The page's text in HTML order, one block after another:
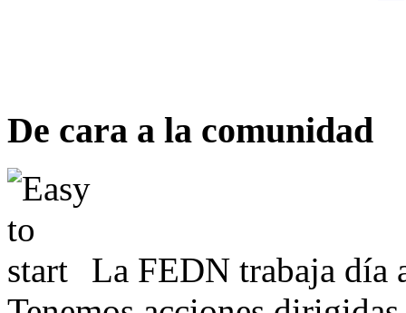
De cara a la comunidad
La FEDN trabaja día